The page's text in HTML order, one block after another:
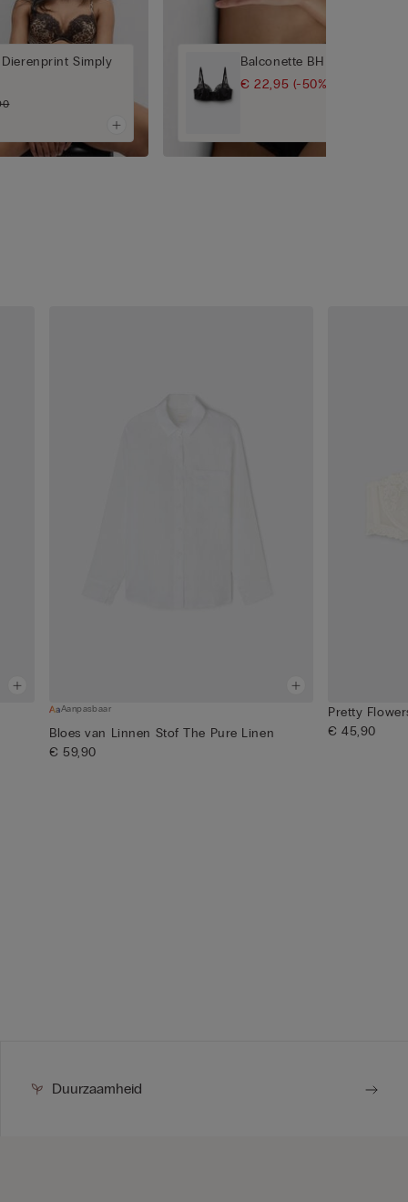
Simply
Balconette BH Daniela The
€ 22,95 (-50%)
Aanpasbaar
Bloes van Linnen Stof The Pure Linen
€ 59,90
Pretty
€ 45,90
Duurzaamheid